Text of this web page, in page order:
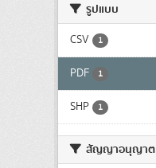
รูปแบบ
CSV 1
PDF 1
SHP 1
สัญญาอนุญาต